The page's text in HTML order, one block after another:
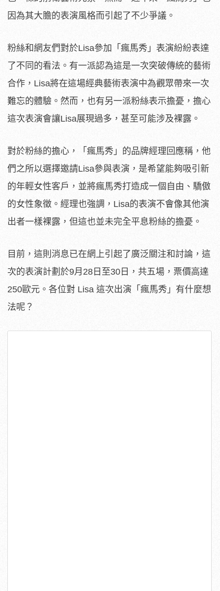
因為其大膽的表演風格而引起了不少爭議。
粉絲和網友們對於Lisa參加「瘋馬秀」表演紛紛表達
了不同的看法。有一派認為這是一次突破傳統的藝術
合作，Lisa將在這場經典藝術表演中為觀眾帶來一次
難忘的體驗。然而，也有另一派粉絲表示擔憂，擔心
這次表演會讓Lisa展現過多，甚至可能涉及裸露。
對於粉絲的擔心，「瘋馬秀」的品牌經理回應稱，他
們之所以選擇邀請Lisa參與表演，是希望能夠吸引新
的年輕女性客戶，並將瘋馬秀打造成一個自由、驕傲
的女性象徵。經理也強調，Lisa的表演不會像其他演
出者一樣裸露，但這也並未完全平息粉絲的擔憂。
目前，這則消息已在網上引起了廣泛關注和討論，這
次的表演計劃於9月28日至30日，共五場，票價高達
250歐元。各位對 Lisa 這次出演「瘋馬秀」有什麼想
法呢？